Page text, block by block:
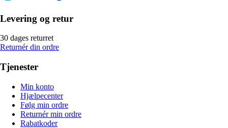
Levering og retur
30 dages returret
Returnér din ordre
Tjenester
Min konto
Hjælpecenter
Følg min ordre
Returnér min ordre
Rabatkoder